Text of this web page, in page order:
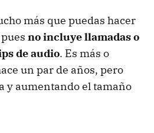
más que puedas hacer
no incluye llamadas o
de audio. Es más o
un par de años, pero
y aumentando el tamaño